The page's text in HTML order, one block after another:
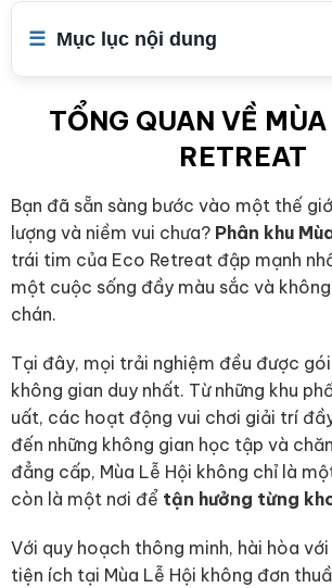
Mục lục nội dung
TỔNG QUAN VỀ
RETREAT
Bạn đã sẵn sàng bước vào một thế
lượng và niềm vui chưa? Phân khu
trái tim của Eco Retreat đập mạnh
một cuộc sống đầy màu sắc và
chán.
Tại đây, mọi trải nghiệm đều được
không gian duy nhất. Từ những khu
uất, các hoạt động vui chơi giải trí
đến những không gian học tập và
đẳng cấp, Mùa Lễ Hội không chỉ là
còn là một nơi để tận hưởng từng
Với quy hoạch thông minh, hài hòa
tiện ích tại Mùa Lễ Hội không đơn